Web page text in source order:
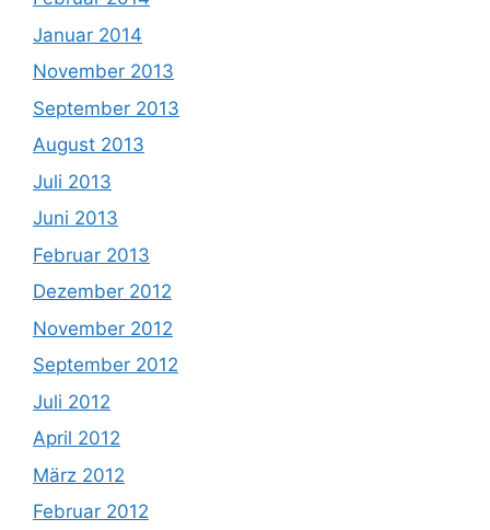
Januar 2014
November 2013
September 2013
August 2013
Juli 2013
Juni 2013
Februar 2013
Dezember 2012
November 2012
September 2012
Juli 2012
April 2012
März 2012
Februar 2012